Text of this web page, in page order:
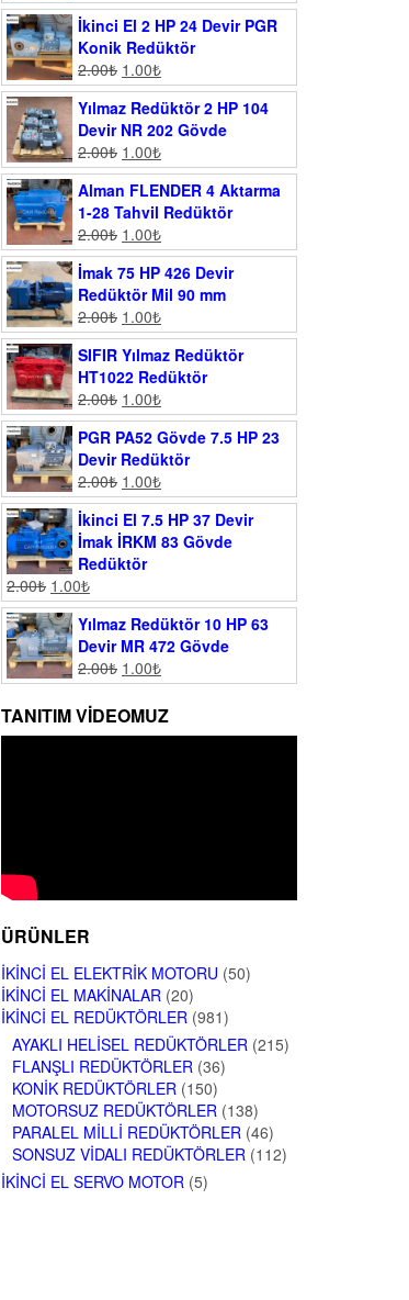
İkinci El 2 HP 24 Devir PGR
Konik Redüktör
2.00₺ 1.00₺
Yılmaz Redüktör 2 HP 104
Devir NR 202 Gövde
2.00₺ 1.00₺
Alman FLENDER 4 Aktarma
1-28 Tahvil Redüktör
2.00₺ 1.00₺
İmak 75 HP 426 Devir
Redüktör Mil 90 mm
2.00₺ 1.00₺
SIFIR Yılmaz Redüktör
HT1022 Redüktör
2.00₺ 1.00₺
PGR PA52 Gövde 7.5 HP 23
Devir Redüktör
2.00₺ 1.00₺
İkinci El 7.5 HP 37 Devir
İmak İRKM 83 Gövde
Redüktör
2.00₺ 1.00₺
Yılmaz Redüktör 10 HP 63
Devir MR 472 Gövde
2.00₺ 1.00₺
TANITIM VIDEOMUZ
ÜRÜNLER
İKINCI EL ELEKTRIK MOTORU (50)
İKINCI EL MAKINALAR (20)
İKINCI EL REDÜKTÖRLER (981)
AYAKLI HELISEL REDÜKTÖRLER (215)
FLANŞLI REDÜKTÖRLER (36)
KONIK REDÜKTÖRLER (150)
MOTORSUZ REDÜKTÖRLER (138)
PARALEL MILLI REDÜKTÖRLER (46)
SONSUZ VIDALI REDÜKTÖRLER (112)
İKINCI EL SERVO MOTOR (5)